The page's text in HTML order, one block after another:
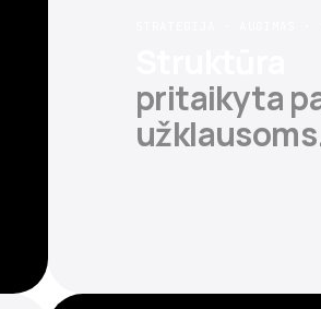
pritaikyta